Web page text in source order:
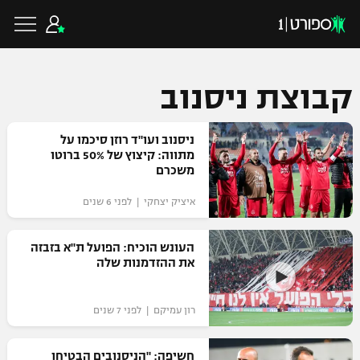
כדורגל ישראלי
ליגת העל
גביע הטוטו
ליגיונרים
גביע המדינה
כדורגל עולמי
ליגת האלופות
ליגה אירופית
ליגה אנגלית
כדורסל ישראלי
ליגת ווינר סל
ליגה לאומית
כדורסל עולמי
NBA
קבוצת ניסנוב
ניסנוב ועו"ד רוזן סיכמו על
מתווה: קיצוץ של 50% ברוטו
משכרם
איציק יצחקי | לפני 6 שנים
העונש הוכיח: הפועל ת"א בזבזה
את ההזדמנות שלה
רון עמיקם | לפני 7 שנים
חשיפה: "הניסנובים הבטיחו